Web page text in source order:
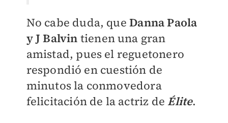
No cabe duda, queDanna Paola
y J Balvin tienen una gran
amistad, pues el reguetonero
respondió en cuestión de
minutos la conmovedora
felicitación de la actriz de Élite.